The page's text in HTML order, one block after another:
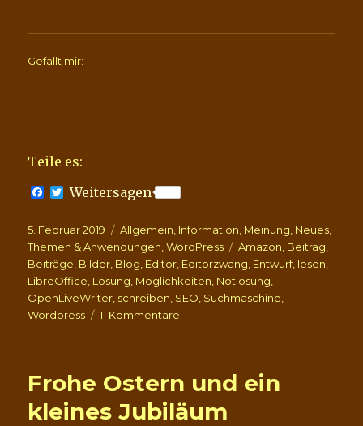
Gefällt mir:
Teile es:
F
e
b
o
o
k
T
t
t
r
Weitersagen
Veröffentlicht
am
5. Februar 2019 Kategorien
Allgemein Information Meinung Neues
Themen & Anwendungen ,WordPress Schlagwörter
Amazon Beitrag
Beiträge Bilder Blog Editor Editorzwang Entwurf, lesen
LibreOffice Lösung Möglichkeiten Notlösung
OpenLiveWriter schreiben SEO Suchmaschine
Wordpress
11 Kommentare
zwang”–
Lösung
Frohe Ostern und ein
kleines Jubiläum